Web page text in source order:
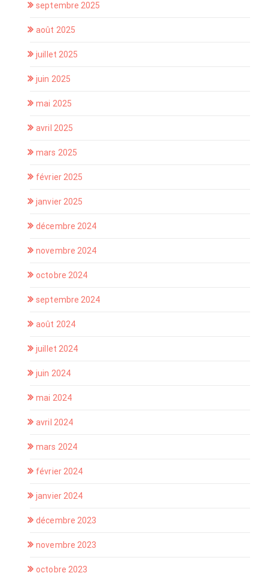
septembre 2025
août 2025
juillet 2025
juin 2025
mai 2025
avril 2025
mars 2025
février 2025
janvier 2025
décembre 2024
novembre 2024
octobre 2024
septembre 2024
août 2024
juillet 2024
juin 2024
mai 2024
avril 2024
mars 2024
février 2024
janvier 2024
décembre 2023
novembre 2023
octobre 2023